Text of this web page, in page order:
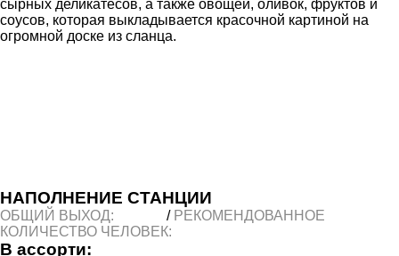
сырных деликатесов, а также овощей, оливок, фруктов и
соусов, которая выкладывается красочной картиной на
огромной доске из сланца.
НАПОЛНЕНИЕ СТАНЦИИ
ОБЩИЙ ВЫХОД: / РЕКОМЕНДОВАННОЕ
КОЛИЧЕСТВО ЧЕЛОВЕК:
В ассорти: